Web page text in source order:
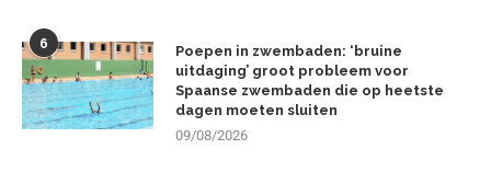
6
Poepen in zwembaden: ‘bruine
uitdaging’ groot probleem voor
Spaanse zwembaden die op heetste
dagen moeten sluiten
09/08/2026